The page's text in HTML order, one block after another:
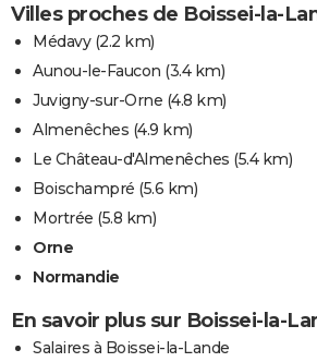
Villes proches de Boissei-la-
Médavy(2.2 km)
Aunou-le-Faucon (3.4 km)
Juvigny-sur-Orne (4.8 km)
Almenêches (4.9 km)
Le Château-d'Almenêches (5.4 km)
Boischampré (5.6 km)
Mortrée (5.8 km)
Orne
Normandie
En savoir plus sur Boissei-la-
Salaires à Boissei-la-Lande